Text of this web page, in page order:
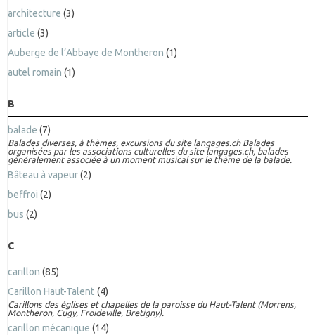
architecture (3)
article (3)
Auberge de l’Abbaye de Montheron (1)
autel romain (1)
B
balade (7)
Balades diverses, à thèmes, excursions du site langages.ch Balades
organisées par les associations culturelles du site langages.ch, balades
généralement associée à un moment musical sur le thème de la balade.
Bâteau à vapeur(2)
beffroi (2)
bus (2)
C
carillon (85)
Carillon Haut-Talent (4)
Carillons des églises et chapelles de la paroisse du Haut-Talent (Morrens,
Montheron, Cugy, Froideville, Bretigny).
carillon mécanique (14)